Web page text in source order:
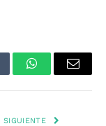
WhatsAppEmail
SIGUIENTE